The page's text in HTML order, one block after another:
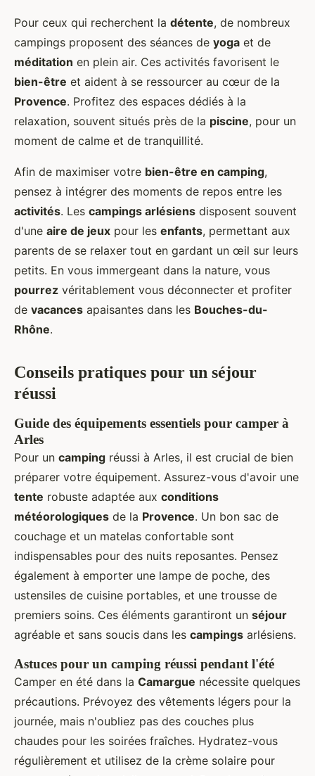
Pour ceux qui recherchent la détente, de nombreux
campings proposent des séances de yoga et de
méditation en plein air. Ces activités favorisent le
bien-être et aident à se ressourcer au cœur de la
Provence. Profitez des espaces dédiés à la
relaxation, souvent situés près de la piscine, pour un
moment de calme et de tranquillité.
Afin de maximiser votre bien-être en camping,
pensez à intégrer des moments de repos entre les
activités. Les campings arlésiens disposent souvent
d'une aire de jeux pour les enfants, permettant aux
parents de se relaxer tout en gardant un œil sur leurs
petits. En vous immergeant dans la nature, vous
pourrez véritablement vous déconnecter et profiter
de vacances apaisantes dans les Bouches-du-
Rhône.
Conseils pratiques pour un séjour
réussi
Guide des équipements essentiels pour camper à
Arles
Pour un camping réussi à Arles, il est crucial de bien
préparer votre équipement. Assurez-vous d'avoir une
tente robuste adaptée aux conditions
météorologiques de la Provence. Un bon sac de
couchage et un matelas confortable sont
indispensables pour des nuits reposantes. Pensez
également à emporter une lampe de poche, des
ustensiles de cuisine portables, et une trousse de
premiers soins. Ces éléments garantiront un séjour
agréable et sans soucis dans les campings arlésiens.
Astuces pour un camping réussi pendant l'été
Camper en été dans la Camargue nécessite quelques
précautions. Prévoyez des vêtements légers pour la
journée, mais n'oubliez pas des couches plus
chaudes pour les soirées fraîches. Hydratez-vous
régulièrement et utilisez de la crème solaire pour